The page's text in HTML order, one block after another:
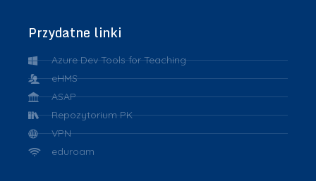
Przydatne linki
Azure Dev Tools for Teaching
eHMS
ASAP
Repozytorium PK
VPN
eduroam